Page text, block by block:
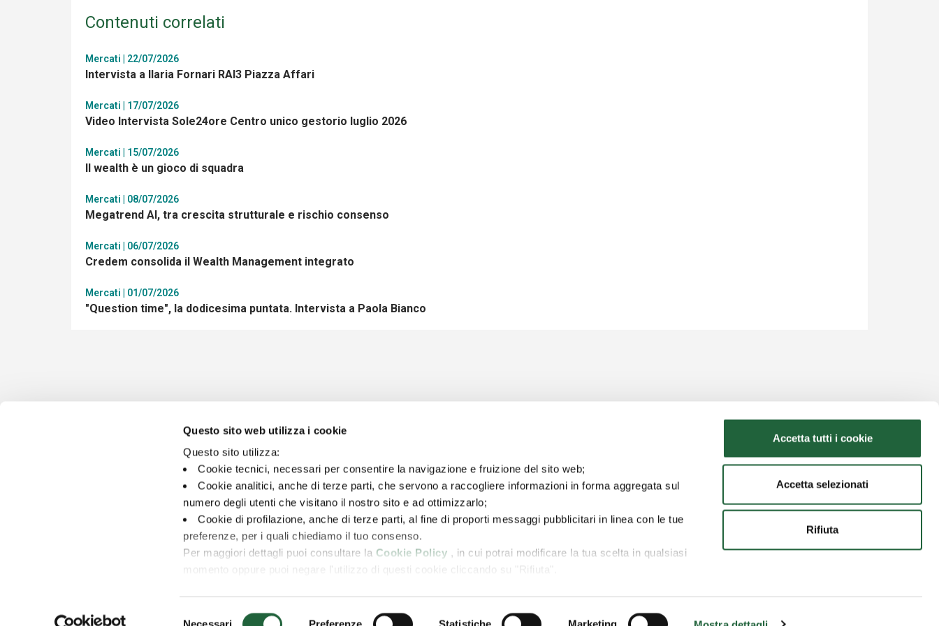
Questo sito web utilizza i cookie
Questo sito utilizza:
Cookie tecnici, necessari per consentire la navigazione e fruizione del sito web;
Cookie analitici, anche di terze parti, che servono a raccogliere informazioni in forma aggregata sul
numero degli utenti che visitano il nostro sito e ad ottimizzarlo;
Cookie di profilazione, anche di terze parti, al fine di proporti messaggi pubblicitari in linea con le tue
preferenze, per i quali chiediamo il tuo consenso.
Per maggiori dettagli puoi consultare la Cookie Policy , in cui potrai modificare la tua scelta in qualsiasi
momento oppure puoi negare l'utilizzo di questi cookie cliccando su "Rifiuta".
Necessari Preferenze Statistiche Marketing
Accetta tutti i cookie
Accetta selezionati
Rifiuta
Contenuti correlati
Mercati | 22/07/2026
Intervista a Ilaria Fornari RAI3 Piazza Affari
Mercati | 17/07/2026
Video Intervista Sole24ore Centro unico gestorio luglio 2026
Mercati | 15/07/2026
Il wealth è un gioco di squadra
Mercati | 08/07/2026
Megatrend AI, tra crescita strutturale e rischio consenso
Mercati | 06/07/2026
Credem consolida il Wealth Management integrato
Mercati | 01/07/2026
"Question time", la dodicesima puntata. Intervista a Paola Bianco
Sigillo rilasciato dall’Istituto Tedesco ITQF a fronte di un corrispettivo per una licenza annuale. Per maggiori informazioni sui risultati della ricerca e sulla metodologia consultare